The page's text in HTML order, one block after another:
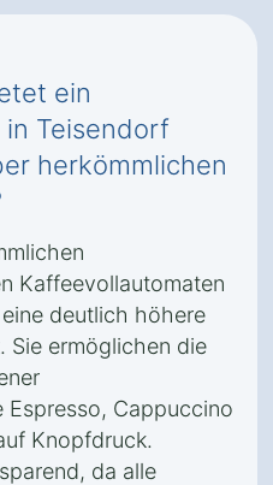
ein
Teisendorf
herkömmlichen
Kaffeevollautomaten
deutlich höhere
Sie ermöglichen die
Cappuccino
Knopfdruck.
da alle